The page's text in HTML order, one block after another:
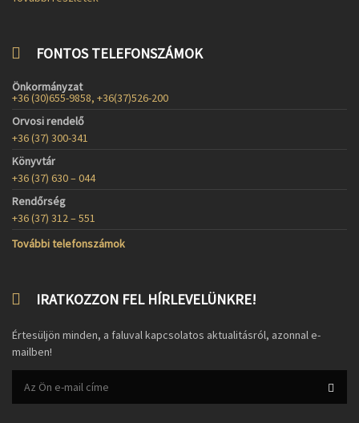
FONTOS TELEFONSZÁMOK
Önkormányzat
+36 (30)655-9858, +36(37)526-200
Orvosi rendelő
+36 (37) 300-341
Könyvtár
+36 (37) 630 – 044
Rendőrség
+36 (37) 312 – 551
További telefonszámok
IRATKOZZON FEL HÍRLEVELÜNKRE!
Értesüljön minden, a faluval kapcsolatos aktualitásról, azonnal e-
mailben!